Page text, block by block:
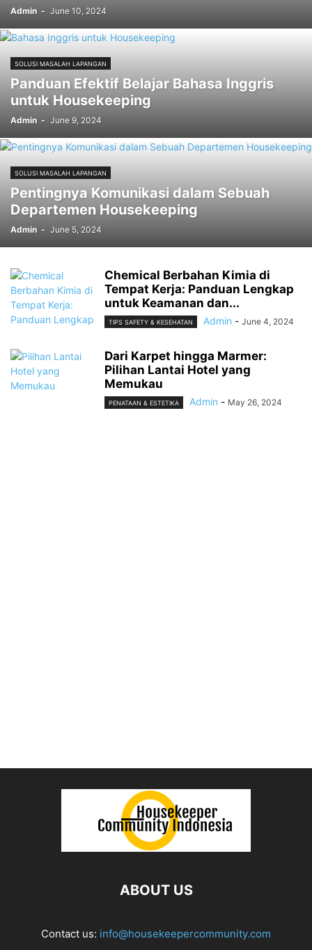
Admin - June 10, 2024
SOLUSI MASALAH LAPANGAN
Panduan Efektif Belajar Bahasa Inggris
untuk Housekeeping
Admin - June 9, 2024
SOLUSI MASALAH LAPANGAN
Pentingnya Komunikasi dalam Sebuah
Departemen Housekeeping
Admin - June 5, 2024
Chemical Berbahan Kimia di
Tempat Kerja: Panduan Lengkap
untuk Keamanan dan...
TIPS SAFETY & KESEHATAN Admin - June 4, 2024
Dari Karpet hingga Marmer:
Pilihan Lantai Hotel yang
Memukau
PENATAAN & ESTETIKA Admin - May 26, 2024
ABOUT US
Contact us: info@housekeepercommunity.com